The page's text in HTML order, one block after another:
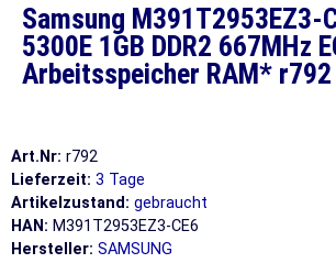
Samsung M391T2953EZ3-
5300E 1GB DDR2 667MHz
Arbeitsspeicher RAM* r792
Art.Nr: r792
Lieferzeit: 3 Tage
Artikelzustand: gebraucht
HAN: M391T2953EZ3-CE6
Hersteller: SAMSUNG